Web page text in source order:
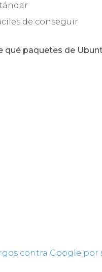
de conseguir
qué paquetes de
contra Google por